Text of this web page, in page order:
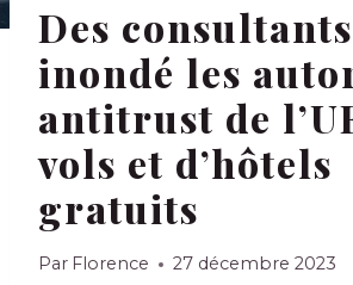
Des
inondé les
antitrust de
vols et d’hôtels
gratuits
Par Florence 27 décembre 2023